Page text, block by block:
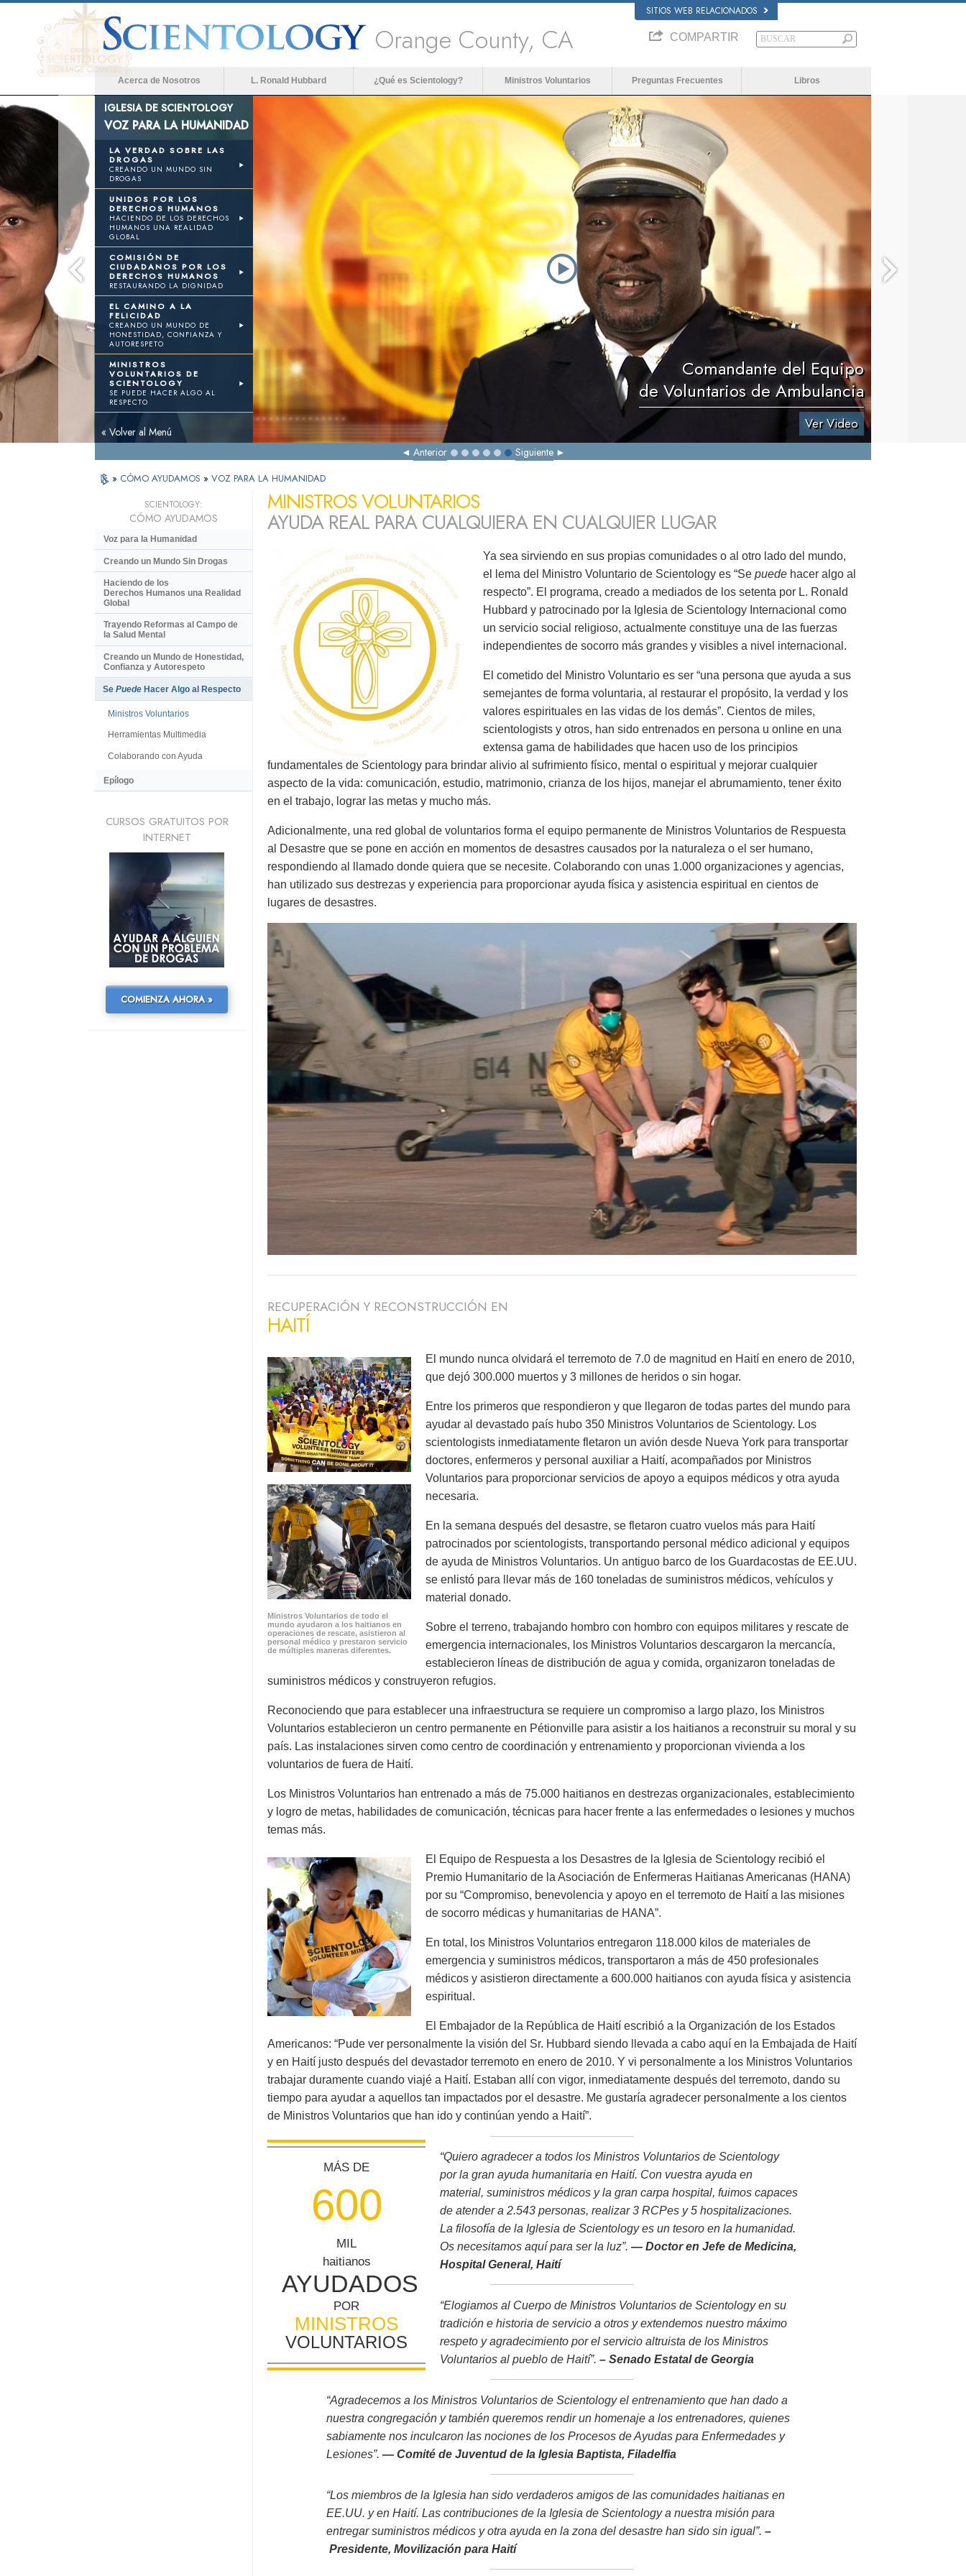
SITIOS WEB RELACIONADOS
Orange County, CA COMPARTIR
Acerca de Nosotros L. Ronald Hubbard ¿Qué es Scientology? Ministros Voluntarios Preguntas Frecuentes Libros
IGLESIA DE SCIENTOLOGY
VOZ PARA LA HUMANIDAD
LA VERDAD SOBRE LAS
DROGAS
CREANDO UN MUNDO SIN
DROGAS
UNIDOS POR LOS
DERECHOS HUMANOS
HACIENDO DE LOS DERECHOS
HUMANOS UNA REALIDAD
GLOBAL
COMISIÓN DE
CIUDADANOS POR LOS
DERECHOS HUMANOS
RESTAURANDO LA DIGNIDAD
EL CAMINO A LA
FELICIDAD
CREANDO UN MUNDO DE
HONESTIDAD, CONFIANZA Y
AUTORESPETO
MINISTROS
VOLUNTARIOS DE
SCIENTOLOGY
SE PUEDE HACER ALGO AL
RESPECTO
« Volver al Menú
Comandante del Equipo
de Voluntarios de Ambulancia
Ver Video
Anterior Siguiente
» CÓMO AYUDAMOS » VOZ PARA LA HUMANIDAD
MINISTROS VOLUNTARIOS
AYUDA REAL PARA CUALQUIERA EN CUALQUIER LUGAR
Ya sea sirviendo en sus propias comunidades o al otro lado del mundo,
el lema del Ministro Voluntario de Scientology es “Se puede hacer algo al
respecto”. El programa, creado a mediados de los setenta por L. Ronald
Hubbard y patrocinado por la Iglesia de Scientology Internacional como
un servicio social religioso, actualmente constituye una de las fuerzas
independientes de socorro más grandes y visibles a nivel internacional.
El cometido del Ministro Voluntario es ser “una persona que ayuda a sus
semejantes de forma voluntaria, al restaurar el propósito, la verdad y los
valores espirituales en las vidas de los demás”. Cientos de miles,
scientologists y otros, han sido entrenados en persona u online en una
extensa gama de habilidades que hacen uso de los principios
fundamentales de Scientology para brindar alivio al sufrimiento físico, mental o espiritual y mejorar cualquier
aspecto de la vida: comunicación, estudio, matrimonio, crianza de los hijos, manejar el abrumamiento, tener éxito
en el trabajo, lograr las metas y mucho más.
Adicionalmente, una red global de voluntarios forma el equipo permanente de Ministros Voluntarios de Respuesta
al Desastre que se pone en acción en momentos de desastres causados por la naturaleza o el ser humano,
respondiendo al llamado donde quiera que se necesite. Colaborando con unas 1.000 organizaciones y agencias,
han utilizado sus destrezas y experiencia para proporcionar ayuda física y asistencia espiritual en cientos de
lugares de desastres.
RECUPERACIÓN Y RECONSTRUCCIÓN EN
HAITÍ
Ministros Voluntarios de todo el
mundo ayudaron a los haitianos en
operaciones de rescate, asistieron al
personal médico y prestaron servicio
de múltiples maneras diferentes.
El mundo nunca olvidará el terremoto de 7.0 de magnitud en Haití en enero de 2010,
que dejó 300.000 muertos y 3 millones de heridos o sin hogar.
Entre los primeros que respondieron y que llegaron de todas partes del mundo para
ayudar al devastado país hubo 350 Ministros Voluntarios de Scientology. Los
scientologists inmediatamente fletaron un avión desde Nueva York para transportar
doctores, enfermeros y personal auxiliar a Haití, acompañados por Ministros
Voluntarios para proporcionar servicios de apoyo a equipos médicos y otra ayuda
necesaria.
En la semana después del desastre, se fletaron cuatro vuelos más para Haití
patrocinados por scientologists, transportando personal médico adicional y equipos
de ayuda de Ministros Voluntarios. Un antiguo barco de los Guardacostas de EE.UU.
se enlistó para llevar más de 160 toneladas de suministros médicos, vehículos y
material donado.
Sobre el terreno, trabajando hombro con hombro con equipos militares y rescate de
emergencia internacionales, los Ministros Voluntarios descargaron la mercancía,
establecieron líneas de distribución de agua y comida, organizaron toneladas de
suministros médicos y construyeron refugios.
Reconociendo que para establecer una infraestructura se requiere un compromiso a largo plazo, los Ministros
Voluntarios establecieron un centro permanente en Pétionville para asistir a los haitianos a reconstruir su moral y su
país. Las instalaciones sirven como centro de coordinación y entrenamiento y proporcionan vivienda a los
voluntarios de fuera de Haití.
Los Ministros Voluntarios han entrenado a más de 75.000 haitianos en destrezas organizacionales, establecimiento
y logro de metas, habilidades de comunicación, técnicas para hacer frente a las enfermedades o lesiones y muchos
temas más.
El Equipo de Respuesta a los Desastres de la Iglesia de Scientology recibió el
Premio Humanitario de la Asociación de Enfermeras Haitianas Americanas (HANA)
por su “Compromiso, benevolencia y apoyo en el terremoto de Haití a las misiones
de socorro médicas y humanitarias de HANA”.
En total, los Ministros Voluntarios entregaron 118.000 kilos de materiales de
emergencia y suministros médicos, transportaron a más de 450 profesionales
médicos y asistieron directamente a 600.000 haitianos con ayuda física y asistencia
espiritual.
El Embajador de la República de Haití escribió a la Organización de los Estados
Americanos: “Pude ver personalmente la visión del Sr. Hubbard siendo llevada a cabo aquí en la Embajada de Haití
y en Haití justo después del devastador terremoto en enero de 2010. Y vi personalmente a los Ministros Voluntarios
trabajar duramente cuando viajé a Haití. Estaban allí con vigor, inmediatamente después del terremoto, dando su
tiempo para ayudar a aquellos tan impactados por el desastre. Me gustaría agradecer personalmente a los cientos
de Ministros Voluntarios que han ido y continúan yendo a Haití”.
MÁS DE
600
MIL
haitianos
AYUDADOS
POR
MINISTROS
VOLUNTARIOS
“Quiero agradecer a todos los Ministros Voluntarios de Scientology
por la gran ayuda humanitaria en Haití. Con vuestra ayuda en
material, suministros médicos y la gran carpa hospital, fuimos capaces
de atender a 2.543 personas, realizar 3 RCPes y 5 hospitalizaciones.
La filosofía de la Iglesia de Scientology es un tesoro en la humanidad.
Os necesitamos aquí para ser la luz”. — Doctor en Jefe de Medicina,
Hospital General, Haití
“Elogiamos al Cuerpo de Ministros Voluntarios de Scientology en su
tradición e historia de servicio a otros y extendemos nuestro máximo
respeto y agradecimiento por el servicio altruista de los Ministros
Voluntarios al pueblo de Haití”. – Senado Estatal de Georgia
“Agradecemos a los Ministros Voluntarios de Scientology el entrenamiento que han dado a
nuestra congregación y también queremos rendir un homenaje a los entrenadores, quienes
sabiamente nos inculcaron las nociones de los Procesos de Ayudas para Enfermedades y
Lesiones”. — Comité de Juventud de la Iglesia Baptista, Filadelfia
“Los miembros de la Iglesia han sido verdaderos amigos de las comunidades haitianas en
EE.UU. y en Haití. Las contribuciones de la Iglesia de Scientology a nuestra misión para
entregar suministros médicos y otra ayuda en la zona del desastre han sido sin igual”. –
Presidente, Movilización para Haití
SCIENTOLOGY:
CÓMO AYUDAMOS
Voz para la Humanidad
Creando un Mundo Sin Drogas
Haciendo de los
Derechos Humanos una Realidad
Global
Trayendo Reformas al Campo de
la Salud Mental
Creando un Mundo de Honestidad,
Confianza y Autorespeto
Se Puede Hacer Algo al Respecto
Ministros Voluntarios
Herramientas Multimedia
Colaborando con Ayuda
Epílogo
CURSOS GRATUITOS POR
INTERNET
COMIENZA AHORA »